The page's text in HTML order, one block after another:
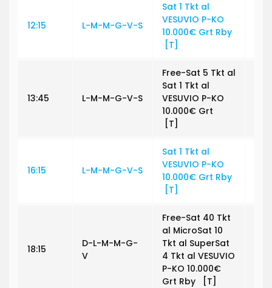
12:15 L-M-M-G-V-S
Sat 1 Tkt al
VESUVIO P-KO
10.000€ Grt Rby
[T]
13:45 L-M-M-G-V-S
Free-Sat 5 Tkt al
Sat 1 Tkt al
VESUVIO P-KO
10.000€ Grt
[T]
16:15 L-M-M-G-V-S
Sat 1 Tkt al
VESUVIO P-KO
10.000€ Grt Rby
[T]
18:15
D-L-M-M-G-
V
Free-Sat 40 Tkt
al MicroSat 10
Tkt al SuperSat
4 Tkt al VESUVIO
P-KO 10.000€
Grt Rby [T]